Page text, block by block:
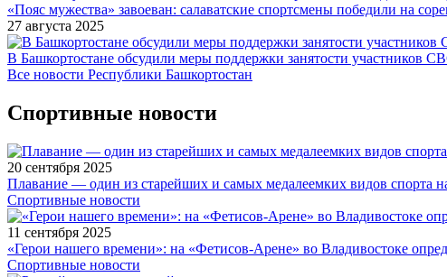
«Пояс мужества» завоеван: салаватские спортсмены победили на
27 августа 2025
В Башкортостане обсудили меры поддержки занятости участников
Все новости Республики Башкортостан
Спортивные новости
20 сентября 2025
Плавание — один из старейших и самых медалеемких видов спорта
Спортивные новости
11 сентября 2025
«Герои нашего времени»: на «Фетисов-Арене» во Владивостоке
Спортивные новости